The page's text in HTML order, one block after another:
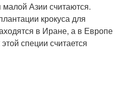
Азии считаются.
крокуса для
в Иране, а в Европе
специи считается